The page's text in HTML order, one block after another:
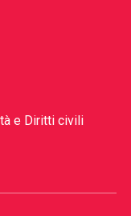
e Diritti civili